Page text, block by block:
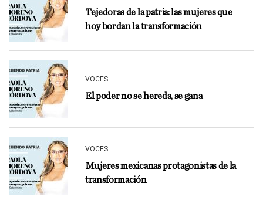
Tejedoras de la patria: las mujeres que
hoy bordan la transformación
VOCES
El poder no se hereda, se gana
VOCES
Mujeres mexicanas protagonistas de la
transformación